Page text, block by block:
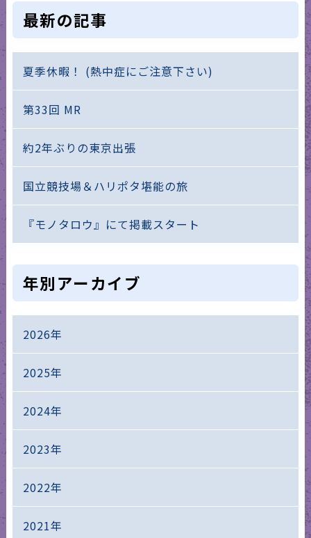
最新の記事
夏季休暇！ (熱中症にご注意下さい)
第33回 MR
約2年ぶりの東京出張
国立競技場＆ハリポタ堪能の旅
『モノタロウ』にて掲載スタート
年別アーカイブ
2026年
2025年
2024年
2023年
2022年
2021年